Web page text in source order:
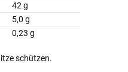
42 g
5,0 g
0,23 g
schützen.